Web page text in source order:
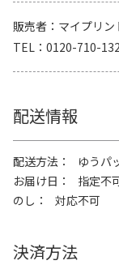
販売者
マイプリ
TEL
0120-710-132
配送情報
配送方法
ゆうパ
お届け日
指定不
のし
対応不可
決済方法